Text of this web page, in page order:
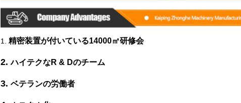
1. 精密装置が付いている14000㎡研修会
2.ハイテクなR & Dのチーム
3. ベテランの労働者